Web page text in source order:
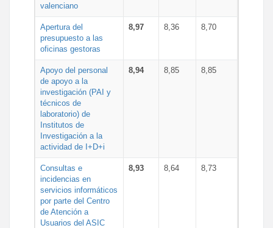
valenciano
Apertura del
presupuesto a las
oficinas gestoras
8,97 8,36 8,70
Apoyo del personal
de apoyo a la
investigación (PAI y
técnicos de
laboratorio) de
Institutos de
Investigación a la
actividad de I+D+i
8,94 8,85 8,85
Consultas e
incidencias en
servicios informáticos
por parte del Centro
de Atención a
Usuarios del ASIC
8,93 8,64 8,73